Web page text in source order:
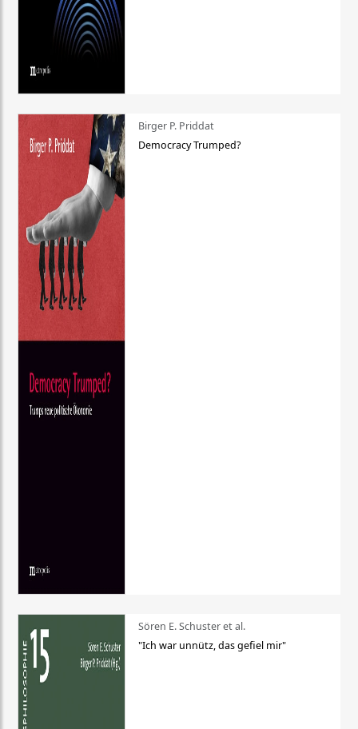
Birger P. Priddat
Democracy Trumped?
Sören E. Schuster et al.
"Ich war unnütz, das gefiel mir"